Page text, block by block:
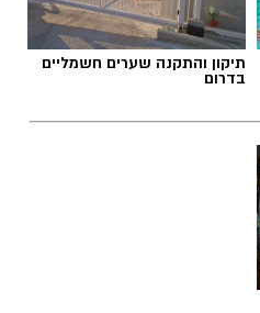
תיקון והתקנה שערים חשמליים
בדרום